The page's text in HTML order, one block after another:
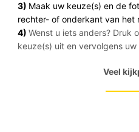
3) Maak uw keuze(s) en de
rechter- of onderkant van het
4) Wenst u iets anders? Druk
keuze(s) uit en vervolgens
Veel